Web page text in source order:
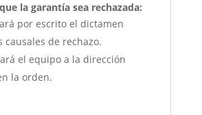
la garantía sea rechazada:
por escrito el dictamen
causales de rechazo.
el equipo a la dirección
la orden.